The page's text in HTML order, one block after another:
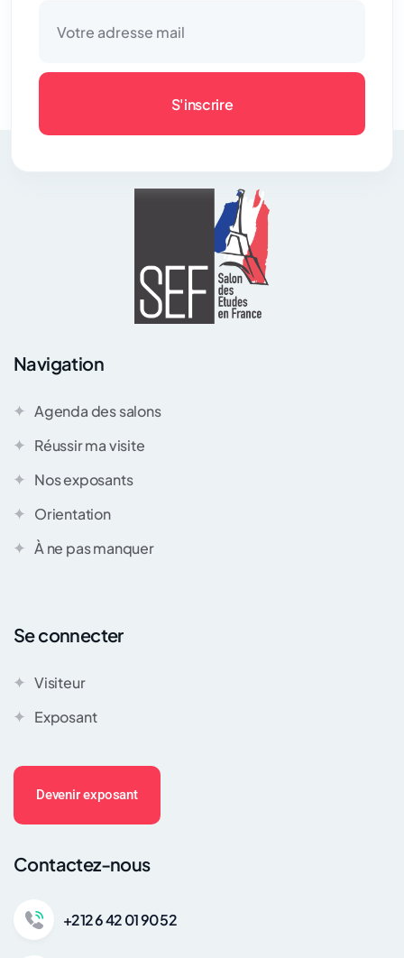
S'inscrire
Navigation
Agenda des salons
Réussir ma visite
Nos exposants
Orientation
À ne pas manquer
Se connecter
Visiteur
Exposant
Devenir exposant
Contactez-nous
+212 6 42 01 90 52